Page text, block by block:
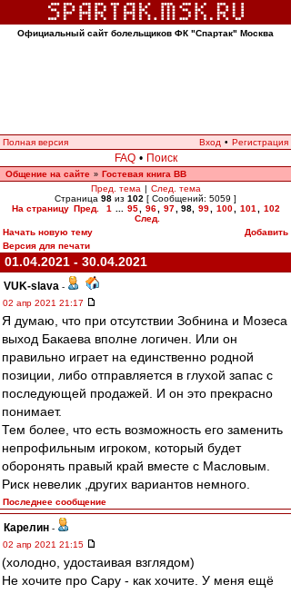
Официальный сайт болельщиков ФК "Спартак" Москва
Полная версия Вход • Регистрация
FAQ • Поиск
Общение на сайте » Гостевая книга ВВ
Пред. тема | След. тема
Страница 98 из 102 [ Сообщений: 5059 ]
На страницу Пред. 1 95 96 97 98, 99 100 101
102
След.
Начать новую тему
Добавить
Версия для печати
01.04.2021 - 30.04.2021
VUK-slava -
02 апр 2021 21:17
Я думаю, что при отсутствии Зобнина и Мозеса
выход Бакаева вполне логичен. Или он
правильно играет на единственно родной
позиции, либо отправляется в глухой запас с
последующей продажей. И он это прекрасно
понимает.
Тем более, что есть возможность его заменить
непрофильным игроком, который будет
оборонять правый край вместе с Масловым.
Риск невелик ,других вариантов немного.
Последнее сообщение
Карелин -
02 апр 2021 21:15
(холодно, удостаивая взглядом)
Не хочите про Сару - как хочите. У меня ещё